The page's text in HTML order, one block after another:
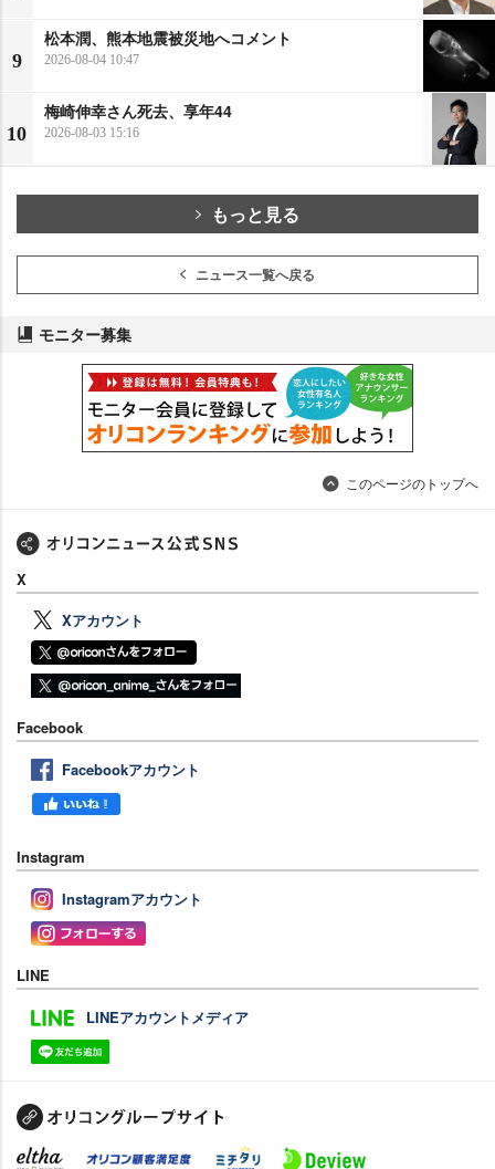
9
松本潤、熊本地震被災地へコメント
2026-08-04 10:47
10
梅崎伸幸さん死去、享年44
2026-08-03 15:16
もっと見る
ニュース一覧へ戻る
モニター募集
このページのトップへ
X
Xアカウント
Facebook
Facebookアカウント
Instagram
Instagramアカウント
LINE
LINEアカウントメディア